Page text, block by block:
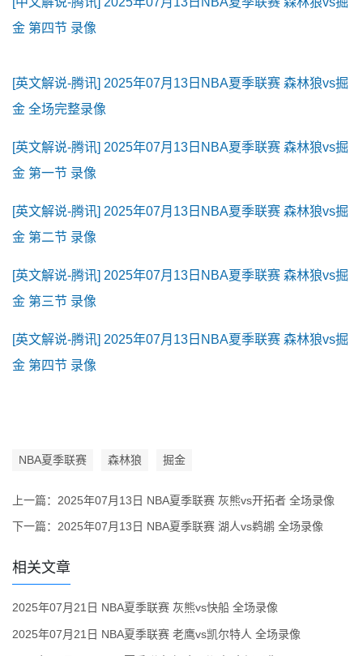
金 第四节 录像
[英文解说-腾讯] 2025年07月13日NBA夏季联赛 森林狼vs掘
金 全场完整录像
[英文解说-腾讯] 2025年07月13日NBA夏季联赛 森林狼vs掘
金 第一节 录像
[英文解说-腾讯] 2025年07月13日NBA夏季联赛 森林狼vs掘
金 第二节 录像
[英文解说-腾讯] 2025年07月13日NBA夏季联赛 森林狼vs掘
金 第三节 录像
[英文解说-腾讯] 2025年07月13日NBA夏季联赛 森林狼vs掘
金 第四节 录像
NBA夏季联赛 森林狼 掘金
上一篇： 2025年07月13日 NBA夏季联赛 灰熊vs开拓者 全场录像
下一篇： 2025年07月13日 NBA夏季联赛 湖人vs鹈鹕 全场录像
相关文章
2025年07月21日 NBA夏季联赛 灰熊vs快船 全场录像
2025年07月21日 NBA夏季联赛 老鹰vs凯尔特人 全场录像